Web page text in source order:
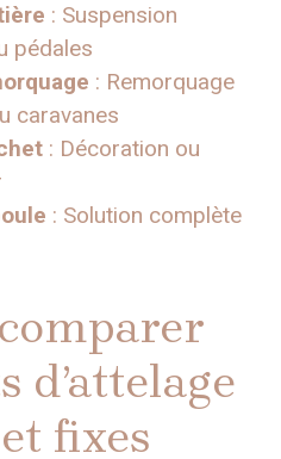
: Suspension
pédales
: Remorquage
caravanes
: Décoration ou
: Solution complète
d’attelage
fixes